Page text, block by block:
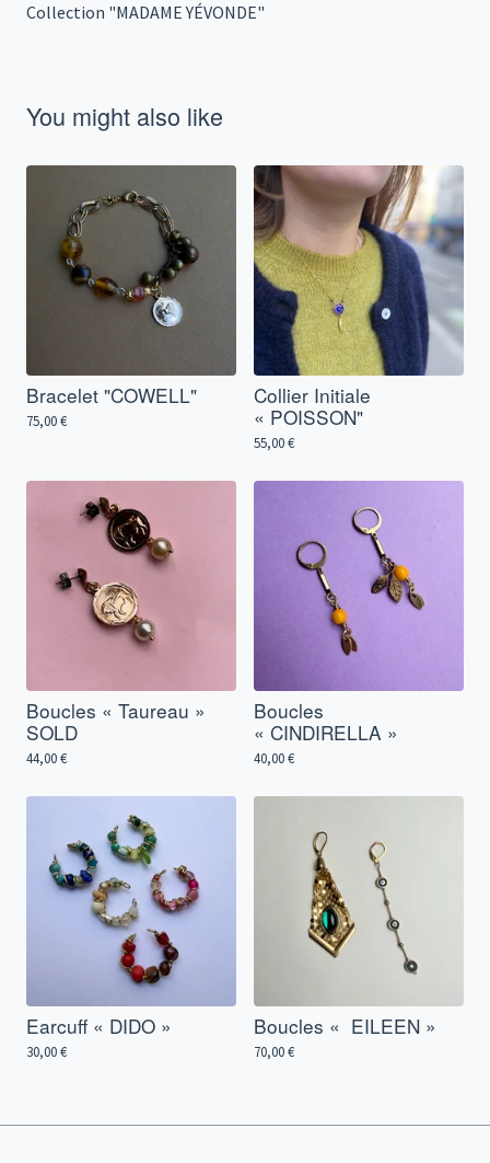
Collection "MADAME YÉVONDE"
You might also like
Bracelet "COWELL"
75,00€
Collier Initiale
« POISSON"
55,00€
Boucles « Taureau »
SOLD
44,00€
Boucles
« CINDIRELLA »
40,00€
Earcuff « DIDO »
30,00€
Boucles « EILEEN »
70,00€